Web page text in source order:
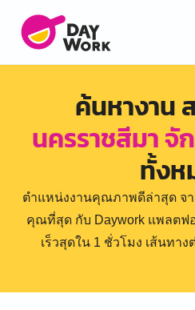
ค้นหางาน
นครราชสีมา จั
ทั้งห
ตำแหน่งงานคุณภาพดีล่าสุด จ
คุณที่สุด กับ Daywork แพลตฟ
เร็วสุดใน 1 ชั่วโมง เส้นทา